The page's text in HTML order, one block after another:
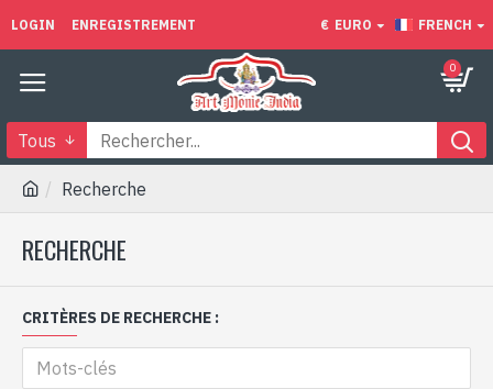
LOGIN ENREGISTREMENT € EURO FRENCH
0
Tous
Recherche
RECHERCHE
CRITÈRES DE RECHERCHE :